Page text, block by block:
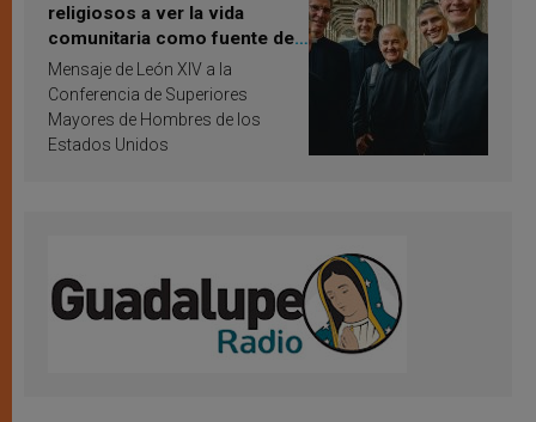
religiosos a ver la vida
comunitaria como fuente de
inspiración y santificación
Mensaje de León XIV a la
Conferencia de Superiores
Mayores de Hombres de los
Estados Unidos